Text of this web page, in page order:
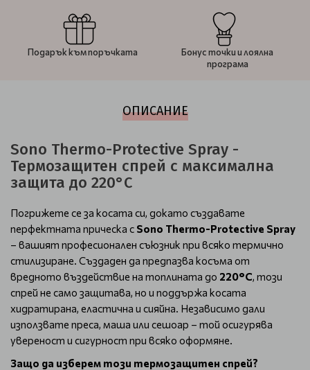
Подарък към поръчката
Бонус точки и лоялна
програма
ОПИСАНИЕ
Sono Thermo-Protective Spray -
Термозащитен спрей с максимална
защита до 220°C
Погрижете се за косата си, докато създавате
перфектната прическа с Sono Thermo-Protective Spray
– вашият професионален съюзник при всяко термично
стилизиране. Създаден да предпазва косъма от
вредното въздействие на топлината до 220°C, този
спрей не само защитава, но и поддържа косата
хидратирана, еластична и сияйна. Независимо дали
използвате преса, маша или сешоар – той осигурява
увереност и сигурност при всяко оформяне.
Защо да изберем този термозащитен спрей?